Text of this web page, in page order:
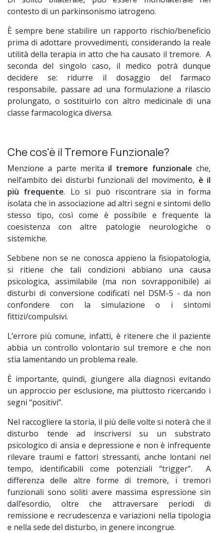
contesto di un parkinsonismo iatrogeno.
È sempre bene stabilire un rapporto rischio/beneficio
prima di adottare provvedimenti, considerando la reale
utilità della terapia in atto che ha causato il tremore. A
seconda del singolo caso, il medico potrà dunque
decidere se: ridurre il dosaggio del farmaco
responsabile, passare ad una formulazione a rilascio
prolungato, o sostituirlo con altro medicinale di una
classe farmacologica diversa.
Che cos'è il Tremore Funzionale?
Menzione a parte merita il tremore funzionale che,
nell’ambito dei disturbi funzionali del movimento, è il
più frequente. Lo si può riscontrare sia in forma
isolata che in associazione ad altri segni e sintomi dello
stesso tipo, così come è possibile e frequente la
coesistenza con altre patologie neurologiche o
sistemiche.
Sebbene non se ne conosca appieno la fisiopatologia,
si ritiene che tali condizioni abbiano una causa
psicologica, assimilabile (ma non sovrapponibile) ai
disturbi di conversione codificati nel DSM-5 - da non
confondere con la simulazione o i sintomi
fittizi/compulsivi.
L’errore più comune, infatti, è ritenere che il paziente
abbia un controllo volontario sul tremore e che non
stia lamentando un problema reale.
È importante, quindi, giungere alla diagnosi evitando
un approccio per esclusione, ma piuttosto ricercando i
segni “positivi”.
Nel raccogliere la storia, il più delle volte si noterà che il
disturbo tende ad inscriversi su un substrato
psicologico di ansia e depressione e non è infrequente
rilevare traumi e fattori stressanti, anche lontani nel
tempo, identificabili come potenziali “trigger”. A
differenza delle altre forme di tremore, i tremori
funzionali sono soliti avere massima espressione sin
dall’esordio, oltre che attraversare periodi di
remissione e recrudescenza e variazioni nella tipologia
e nella sede del disturbo, in genere incongrue.